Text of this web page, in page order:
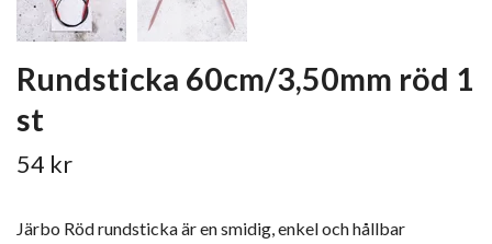
Rundsticka 60cm/3,50mm röd 1
st
54 kr
Järbo Röd rundsticka är en smidig, enkel och hållbar